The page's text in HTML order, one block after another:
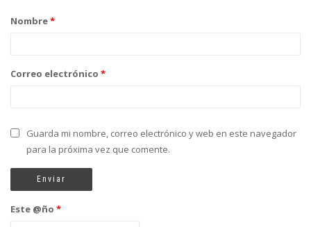
Nombre*
Correo electrónico *
Guarda mi nombre, correo electrónico y web en este navegador
para la próxima vez que comente.
Este @ño *